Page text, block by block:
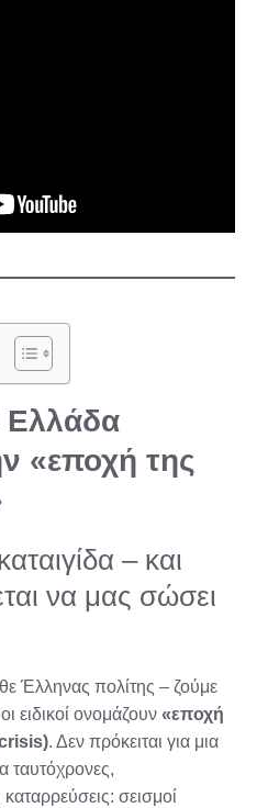
«εποχή της
– και
να μας σώσει
Έλληνας πολίτης – ζούμε
ειδικοί ονομάζουν «εποχή
. Δεν πρόκειται για μια
ταυτόχρονες,
σεισμοί